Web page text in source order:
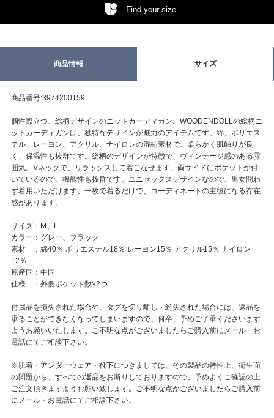
Find your size
商品情報 サイズ
商品番号:3974200159
個性際立つ、総柄デザインのニットカーディガン。WOODENDOLLの総柄ニ
ットカーディガンは、独特なデザインが魅力のアイテムです。綿、ポリエス
テル、レーヨン、アクリル、ナイロンの混紡素材で、柔らかく肌触りが良
く、保温性も抜群です。総柄のデザインが特徴で、ヴィンテージ感のある雰
囲気。Vネックで、リラックスして着こなせます。両サイドにポケットが付
いているので、機能性も抜群です。ユニセックスデザインなので、男女問わ
ず着用いただけます。一枚で着るだけで、コーディネートの主役になる存在
感があります。
サイズ：M、L
カラー：グレー、ブラック
素材 ：綿40％ ポリエステル18％ レーヨン15％ アクリル15％ ナイロン
12％
原産国：中国
仕様 ：外側ポケット数×2つ
付属品を損失された場合や、タグを切り離し・紛失された場合には、返品を
承ることができなくなってしまいますので、何卒、予めご了承くださいます
ようお願いいたします。ご不明な点がございましたらご購入前にメール・お
電話にてご相談下さい。
※肌着・アンダーウェア・靴下につきましては、その製品の特性上、衛生面
の問題から、すべての返品をお断りしておりますので、予めよくご確認の上
ご注文頂きますようお願い致します。ご不明な点がございましたらご購入前
にメール・お電話にてご相談下さい。